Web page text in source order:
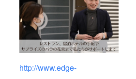
http://www.edge-